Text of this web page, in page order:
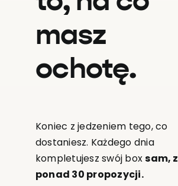
masz
ochotę.
Koniec z jedzeniem tego, co
dostaniesz. Każdego dnia
kompletujesz swój boxsam, z
ponad 30 propozycji.